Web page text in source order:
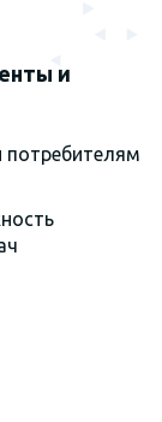
и
потребителям